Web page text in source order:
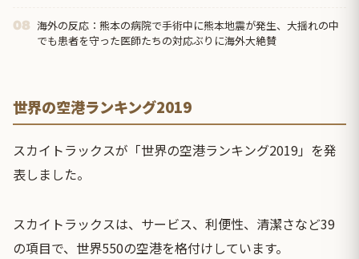
08 海外の反応：熊本の病院で手術中に熊本地震が発生、大揺れの中
でも患者を守った医師たちの対応ぶりに海外大絶賛
世界の空港ランキング2019
スカイトラックスが「世界の空港ランキング2019」を発
表しました。
スカイトラックスは、サービス、利便性、清潔さなど39
の項目で、世界550の空港を格付けしています。